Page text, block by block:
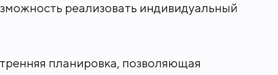
реализовать индивидуальный
планировка, позволяющая